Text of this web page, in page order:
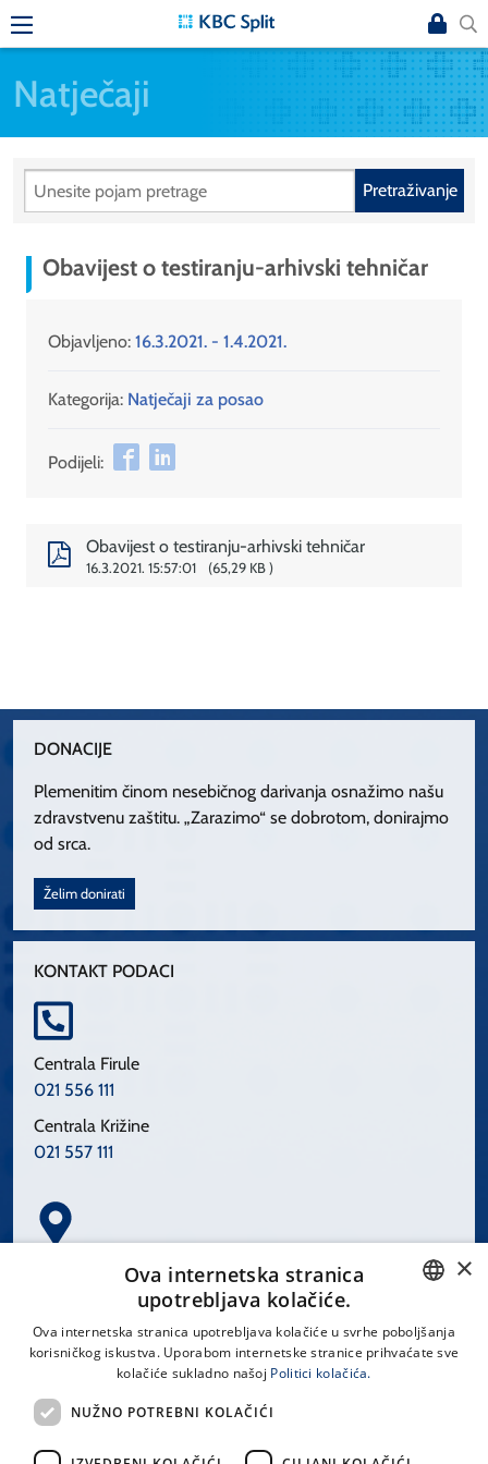
Natječaji
Pretraživanje
Obavijest o testiranju-arhivski tehničar
Objavljeno: 16.3.2021. - 1.4.2021.
Kategorija: Natječaji za posao
Podijeli:
Obavijest o testiranju-arhivski tehničar
16.3.2021. 15:57:01 65,29 KB
DONACIJE
Plemenitim činom nesebičnog darivanja osnažimo našu
zdravstvenu zaštitu. „Zarazimo“ se dobrotom, donirajmo
od srca.
Želim donirati
KONTAKT PODACI
Centrala Firule
021 556 111
Centrala Križine
021 557 111
Spinčićeva 1, 21000 Split
CROATIAN
×
Ova internetska stranica
upotrebljava kolačiće.
Ova internetska stranica upotrebljava kolačiće u svrhe poboljšanja
korisničkog iskustva. Uporabom internetske stranice prihvaćate sve
kolačiće sukladno našoj Politici kolačića.
NUŽNO POTREBNI KOLAČIĆI